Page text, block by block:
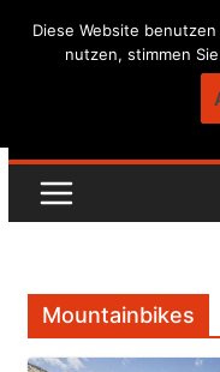
Skip
Mountainbikes
Diese Website
nutzen, stimmen